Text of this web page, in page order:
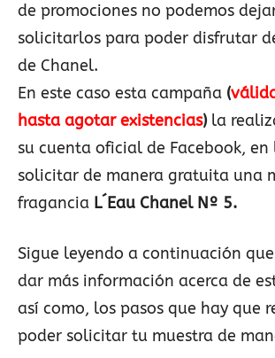
de promociones no podemos
solicitarlos para poder disfrutar
de Chanel.
En este caso esta campaña (
hasta agotar existencias) la
su cuenta oficial de Facebook,
solicitar de manera gratuita una
fragancia L´Eau Chanel Nº 5.
Sigue leyendo a continuación
dar más información acerca de
así como, los pasos que hay que
poder solicitar tu muestra de